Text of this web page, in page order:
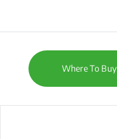
Where To Buy